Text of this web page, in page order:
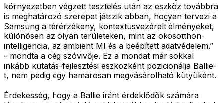
környezetben végzett tesztelés után az eszköz továbbra
is meghatározó szerepet játszik abban, hogyan tervezi a
Samsung a térérzékeny, kontextusvezérelt élményeket,
különösen az olyan területeken, mint az okosotthon-
intelligencia, az ambient MI és a beépített adatvédelem.”
- mondta a cég szóvivője. Ez a mondat már sokkal
inkább kutatás-fejlesztési eszközként pozicionálja Ballie-
t, nem pedig egy hamarosan megvásárolható kütyüként.
Érdekesség, hogy a Ballie iránt érdeklődők számára